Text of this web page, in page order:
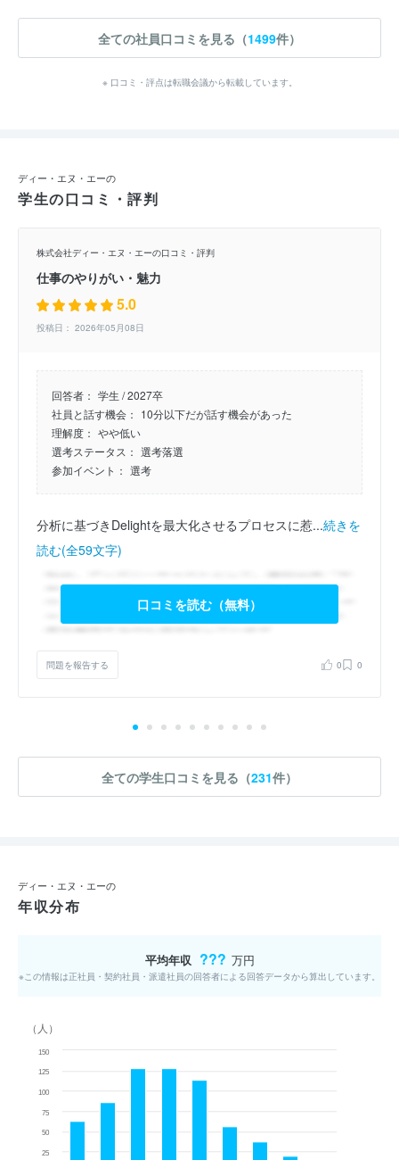
全ての社員口コミを見る（1499件）
※ 口コミ・評点は転職会議から転載しています。
ディー・エヌ・エーの
学生の口コミ・評判
株式会社ディー・エヌ・エーの口コミ・評判
仕事のやりがい・魅力
5.0
投稿日： 2026年05月08日
回答者： 学生 / 2027卒
社員と話す機会： 10分以下だが話す機会があった
理解度： やや低い
選考ステータス： 選考落選
参加イベント： 選考
分析に基づきDelightを最大化させるプロセスに惹...続きを
読む(全59文字)
口コミを読む（無料）
問題を報告する 0 0
全ての学生口コミを見る（231件）
ディー・エヌ・エーの
年収分布
平均年収 ??? 万円
※この情報は正社員・契約社員・派遣社員の回答者による回答データから算出しています。
（人）
25
50
75
100
125
150